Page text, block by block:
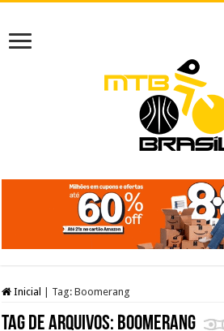
Inicial Tag:Boomerang
Tag de arquivos: Boomerang